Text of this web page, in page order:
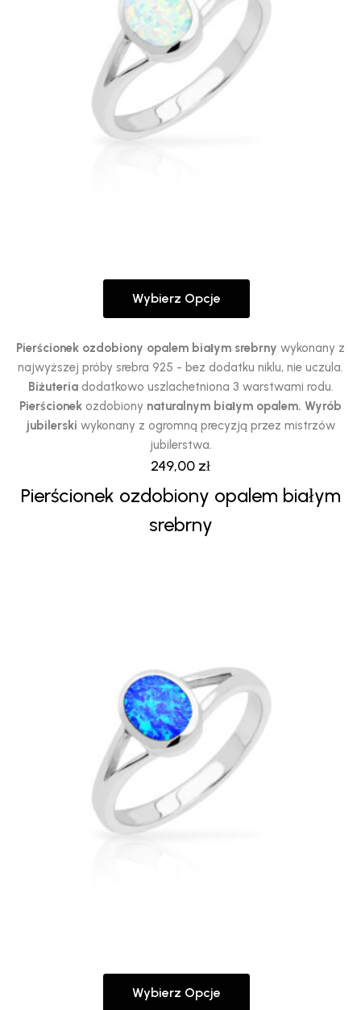
Pierścionek ozdobiony opalem białym
srebrny
249,00 zł
Pierścionek ozdobiony opalem białym srebrny wykonany z
najwyższej próby srebra 925 - bez dodatku niklu, nie uczula.
Biżuteriadodatkowo uszlachetniona 3 warstwami rodu.
Pierścionek ozdobiony naturalnym białym opalem. Wyrób
jubilerski wykonany z ogromną precyzją przez mistrzów
jubilerstwa.
Wybierz Opcje
Ten
ma
wiele
wariantów.
Opcje
można
wybrać
na
produktu
Wybierz Opcje
Ten